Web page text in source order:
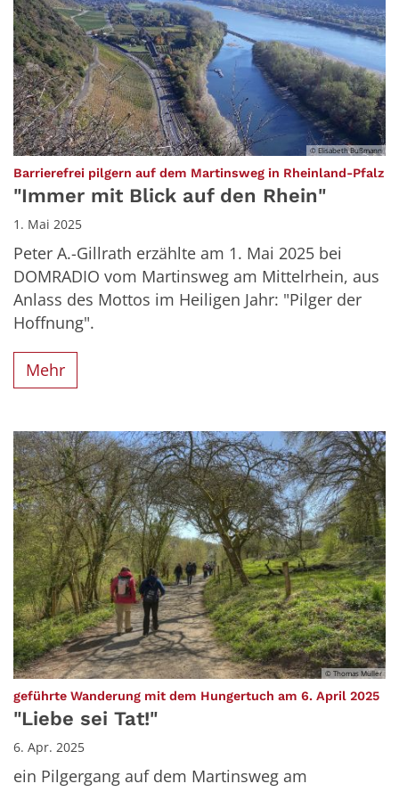
© Elisabeth Bußmann
Barrierefrei pilgern auf dem Martinsweg in Rheinland-Pfalz:
"Immer mit Blick auf den Rhein"
1. Mai 2025
Peter A.-Gillrath erzählte am 1. Mai 2025 bei
DOMRADIO vom Martinsweg am Mittelrhein, aus
Anlass des Mottos im Heiligen Jahr: "Pilger der
Hoffnung".
Mehr
© Thomas Müller
geführte Wanderung mit dem Hungertuch am 6. April 2025:
"Liebe sei Tat!"
6. Apr. 2025
ein Pilgergang auf dem Martinsweg am